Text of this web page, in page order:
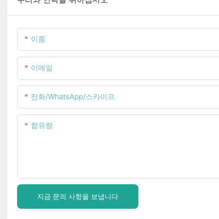
이름
이메일
전화/WhatsApp/스카이프
함유량
지금 문의 사항을 보냅니다